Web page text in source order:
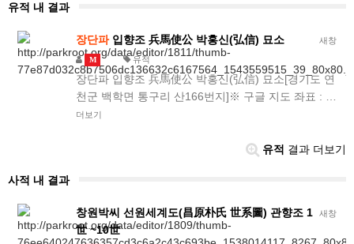
유적 내 결과
새창
장단파입향조 兵馬使公 박홍신(弘信) 묘소
M 유적
장단파 입향조 兵馬使公 박홍신(弘信) 묘소[경기도 연
천군 백학면 통구리 산166번지]※ 구글 지도 좌표 : …
더보기
유적 결과 더보기
사적 내 결과
새창
창원박씨 선원세계도(昌原朴氏 世系圖) 관향조 1
世 ~10世